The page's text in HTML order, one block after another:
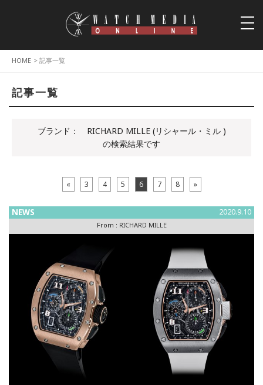
HOME > 記事一覧
記事一覧
ブランド：
RICHARD MILLE (リシャール・ミル )
の検索結果です
« 3 4 5 6 7 8 »
NEWS 2020.9.10
From : RICHARD MILLE